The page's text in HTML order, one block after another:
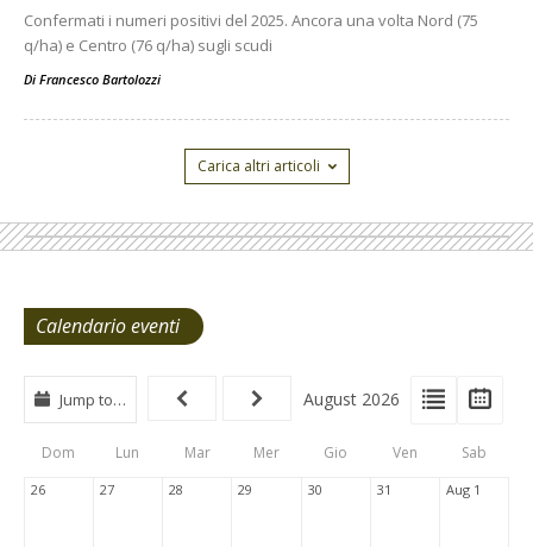
Confermati i numeri positivi del 2025. Ancora una volta Nord (75
q/ha) e Centro (76 q/ha) sugli scudi
Di Francesco Bartolozzi
Carica altri articoli
Calendario eventi
View
Type
Tabs
View
List
Jump to… August 2026
Dom Lun Mar Mer Gio Ven Sab
26 27 28 29 30 31 Aug 1